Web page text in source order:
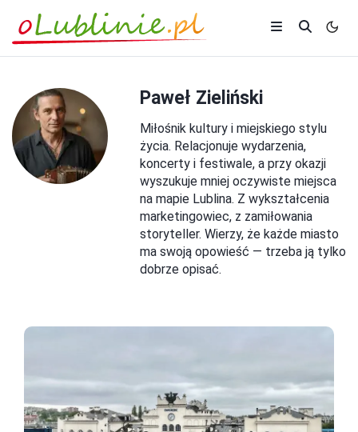
Paweł Zieliński
Miłośnik kultury i miejskiego stylu
życia. Relacjonuje wydarzenia,
koncerty i festiwale, a przy okazji
wyszukuje mniej oczywiste miejsca
na mapie Lublina. Z wykształcenia
marketingowiec, z zamiłowania
storyteller. Wierzy, że każde miasto
ma swoją opowieść — trzeba ją tylko
dobrze opisać.